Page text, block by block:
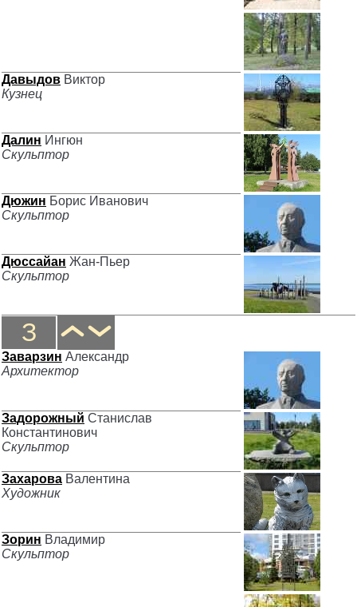
Давыдов Виктор
Кузнец
Далин Ингюн
Скульптор
Дюжин Борис Иванович
Скульптор
Дюссайан Жан-Пьер
Скульптор
З
Заварзин Александр
Архитектор
Задорожный Станислав
Константинович
Скульптор
Захарова Валентина
Художник
Зорин Владимир
Скульптор